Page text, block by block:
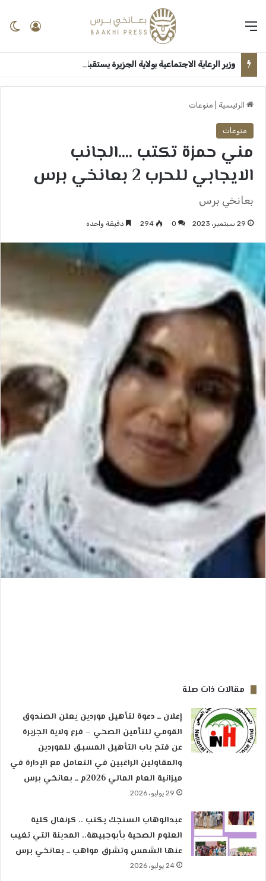
الرئيسية منوعات
منوعات
مني حمزة تكتب ….الجانب
الايجابي للحرب 2 بعانخي برس
بعانخي برس
29 سبتمبر، 2023 0
294 دقيقة واحدة
مقالات ذات صلة
إعلان ــ دعوة لتأهيل موردين يعلن الصندوق
القومي للتأمين الصحي – فرع ولاية الجزيرة
عن فتح باب التأهيل المسبق للموردين
والمقاولين الراغبين في التعامل مع الإدارة في
ميزانية العام المالي 2026م ــ بعانخي برس
29 يوليو، 2026
عبدالوهاب السنجك يكتب .. كرنفال كلية
العلوم الصحية بأبوجبيهة.. المدينة التي تغيب
عنها الشمس وتشرق مواهب ــ بعانخي برس
24 يوليو، 2026